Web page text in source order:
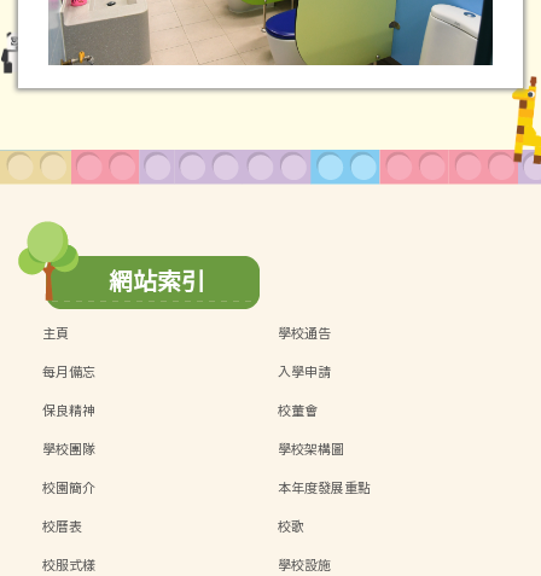
網站索引
主頁
學校通告
每月備忘
入學申請
保良精神
校董會
學校團隊
學校架構圖
校園簡介
本年度發展重點
校曆表
校歌
校服式樣
學校設施